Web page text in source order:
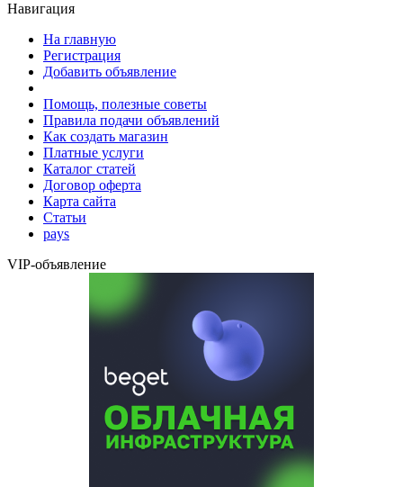
Навигация
На главную
Регистрация
Добавить объявление
Помощь, полезные советы
Правила подачи объявлений
Как создать магазин
Платные услуги
Каталог статей
Договор оферта
Карта сайта
Статьи
pays
VIP-объявление